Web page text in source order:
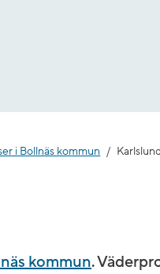
i Bollnäs kommun
kommun.